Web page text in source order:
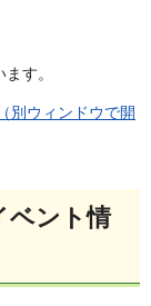
す。
別ウィンドウで開
ベント情